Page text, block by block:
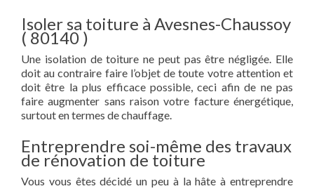
Isoler sa toiture à Avesnes-Chaussoy
( 80140 )
Une isolation de toiture ne peut pas être négligée. Elle
doit au contraire faire l’objet de toute votre attention et
doit être la plus efficace possible, ceci afin de ne pas
faire augmenter sans raison votre facture énergétique,
surtout en termes de chauffage.
Entreprendre soi-même des travaux
de rénovation de toiture
Vous vous êtes décidé un peu à la hâte à entreprendre